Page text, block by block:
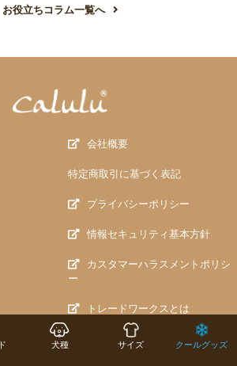
犬種 サイズ クールグッズ
お役立ちコラム一覧へ
会社概要
特定商取引に基づく表記
プライバシーポリシー
情報セキュリティ基本方針
カスタマーハラスメントポリシ
ー
トレードワークスとは
問い合わせ